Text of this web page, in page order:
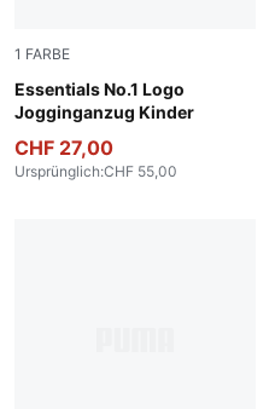
1 FARBE
Essentials No.1 Logo
Jogginganzug Kinder
Puma Black
CHF 27,00
Ursprünglich:CHF 55,00